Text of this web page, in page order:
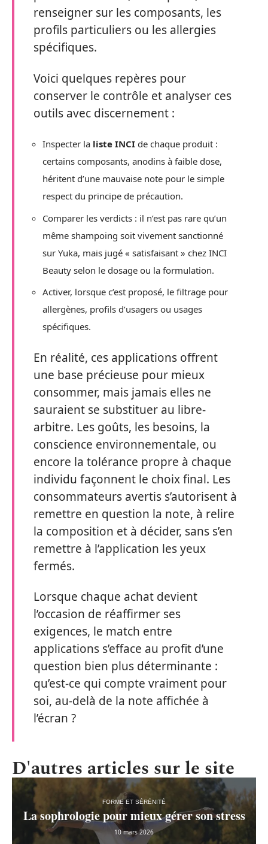
renseigner sur les composants, les
profils particuliers ou les allergies
spécifiques.
Voici quelques repères pour
conserver le contrôle et analyser ces
outils avec discernement :
Inspecter la liste INCI de chaque produit :
certains composants, anodins à faible dose,
héritent d’une mauvaise note pour le simple
respect du principe de précaution.
Comparer les verdicts : il n’est pas rare qu’un
même shampoing soit vivement sanctionné
sur Yuka, mais jugé « satisfaisant » chez INCI
Beauty selon le dosage ou la formulation.
Activer, lorsque c’est proposé, le filtrage pour
allergènes, profils d’usagers ou usages
spécifiques.
En réalité, ces applications offrent
une base précieuse pour mieux
consommer, mais jamais elles ne
sauraient se substituer au libre-
arbitre. Les goûts, les besoins, la
conscience environnementale, ou
encore la tolérance propre à chaque
individu façonnent le choix final. Les
consommateurs avertis s’autorisent à
remettre en question la note, à relire
la composition et à décider, sans s’en
remettre à l’application les yeux
fermés.
Lorsque chaque achat devient
l’occasion de réaffirmer ses
exigences, le match entre
applications s’efface au profit d’une
question bien plus déterminante :
qu’est-ce qui compte vraiment pour
soi, au-delà de la note affichée à
l’écran ?
D'autres articles sur le site
FORME ET SÉRÉNITÉ
La sophrologie pour mieux gérer son stress
10 mars 2026